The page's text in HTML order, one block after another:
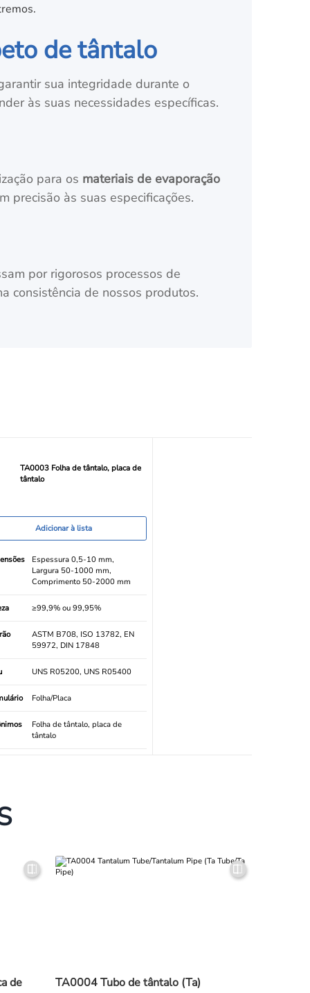
de tântalo
sua integridade durante o
às suas necessidades específicas.
para os materiais de evaporação
precisão às suas especificações.
por rigorosos processos de
consistência de nossos produtos.
TA0003 Folha de tântalo, placa de
tântalo
Adicionar à lista
Espessura 0,5-10 mm,
Largura 50-1000 mm,
Comprimento 50-2000 mm
≥99,9% ou 99,95%
ASTM B708, ISO 13782, EN
59972, DIN 17848
UNS R05200, UNS R05400
Folha/Placa
Folha de tântalo, placa de
tântalo
de
TA0004 Tubo de tântalo (Ta)